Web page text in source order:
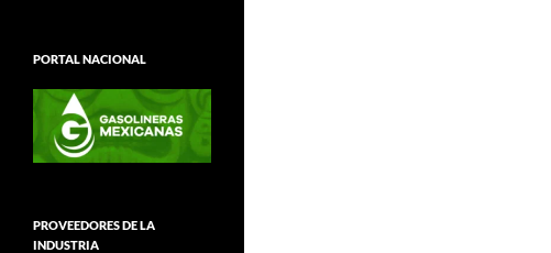
PORTAL NACIONAL
PROVEEDORES DE LA
INDUSTRIA